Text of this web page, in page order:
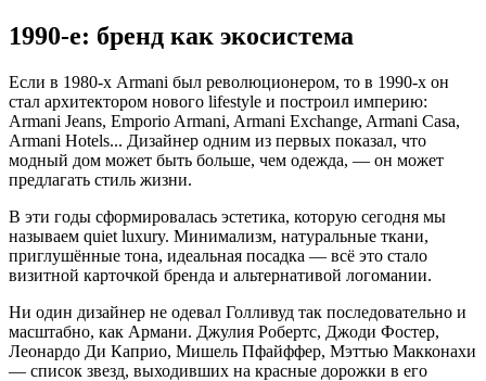
1990-е: бренд как экосистема
Если в 1980-х Armani был революционером, то в 1990-х он
стал архитектором нового lifestyle и построил империю:
Armani Jeans, Emporio Armani, Armani Exchange, Armani Casa,
Armani Hotels... Дизайнер одним из первых показал, что
модный дом может быть больше, чем одежда, — он может
предлагать стиль жизни.
В эти годы сформировалась эстетика, которую сегодня мы
называем quiet luxury. Минимализм, натуральные ткани,
приглушённые тона, идеальная посадка — всё это стало
визитной карточкой бренда и альтернативой логомании.
Ни один дизайнер не одевал Голливуд так последовательно и
масштабно, как Армани. Джулия Робертс, Джоди Фостер,
Леонардо Ди Каприо, Мишель Пфайффер, Мэттью Макконахи
— список звезд, выходивших на красные дорожки в его